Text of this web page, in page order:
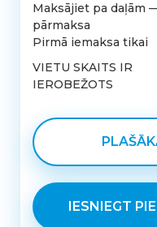
Maksājiet pa daļām
pārmaksa
Pirmā iemaksa tikai
VIETU SKAITS IR
IEROBEŽOTS
IESNIEGT